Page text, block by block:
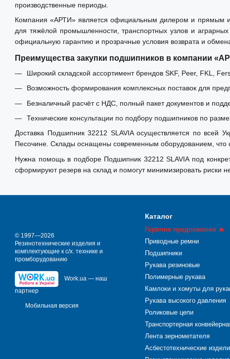
производственные периоды.
Компания «АРТИ» является официальным дилером и прямым
для тяжёлой промышленности, транспортных узлов и
официальную гарантию и прозрачные условия возврата и
Преимущества закупки подшипников в компании
Широкий складской ассортимент брендов SKF, Peer, FKL,
Возможность формирования комплексных поставок для
Безналичный расчёт с НДС, полный пакет документов и
Технические консультации по подбору подшипников по
Доставка Подшипник 32212 SLAVIA осуществляется по всей
Песочине. Склады оснащены современным оборудованием, что
Нужна помощь в подборе Подшипник 32212 SLAVIA под
сформируют резерв на склад и помогут минимизировать риски
© 1997—2026
Резинотехнические изделия и
комплектующие к с/х. технике и
промборудованию
Work.ua — наш
партнер
Мобильная версия
Каталог
Горячие предложения 🔥
Приводные ремни
Подшипники
Рукава резиновые
Полимерные рукава
Камлоки и хомуты для
Рукава высокого давления
Роликовые цепи
Транспортерная
Лента зернометателя
Асбестотехнические